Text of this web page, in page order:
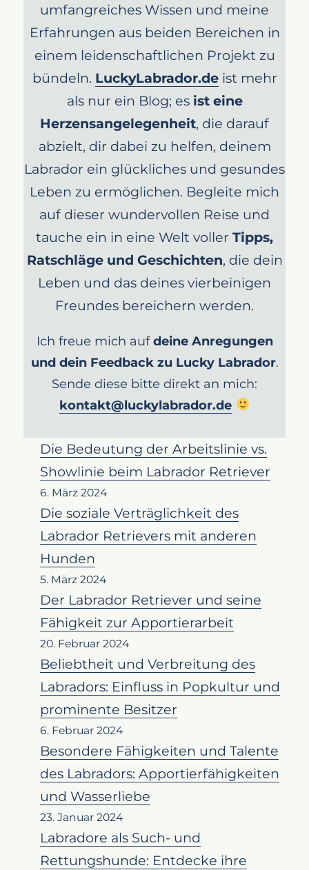
umfangreiches Wissen und meine
Erfahrungen aus beiden Bereichen in
einem leidenschaftlichen Projekt zu
bündeln. LuckyLabrador.deist mehr
als nur ein Blog; es ist eine
Herzensangelegenheit, die darauf
abzielt, dir dabei zu helfen, deinem
Labrador ein glückliches und gesundes
Leben zu ermöglichen. Begleite mich
auf dieser wundervollen Reise und
tauche ein in eine Welt voller Tipps,
Ratschläge und Geschichten, die dein
Leben und das deines vierbeinigen
Freundes bereichern werden.
Ich freue mich aufdeine Anregungen
und dein Feedback zu Lucky Labrador.
Sende diese bitte direkt an mich:
kontakt@luckylabrador.de
Die Bedeutung der Arbeitslinie vs.
Showlinie beim Labrador Retriever
6. März 2024
Die soziale Verträglichkeit des
Labrador Retrievers mit anderen
Hunden
5. März 2024
Der Labrador Retriever und seine
Fähigkeit zur Apportierarbeit
20. Februar 2024
Beliebtheit und Verbreitung des
Labradors: Einfluss in Popkultur und
prominente Besitzer
6. Februar 2024
Besondere Fähigkeiten und Talente
des Labradors: Apportierfähigkeiten
und Wasserliebe
23. Januar 2024
Labradore als Such- und
Rettungshunde: Entdecke ihre